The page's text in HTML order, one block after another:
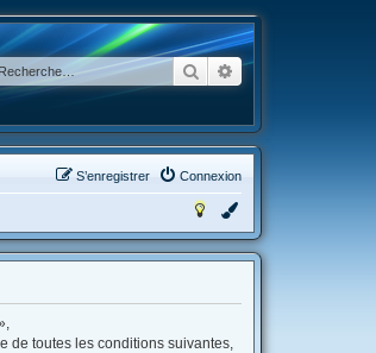
RechercherRecherche avancée
Connexion
S’enregistrer
de toutes les conditions suivantes,